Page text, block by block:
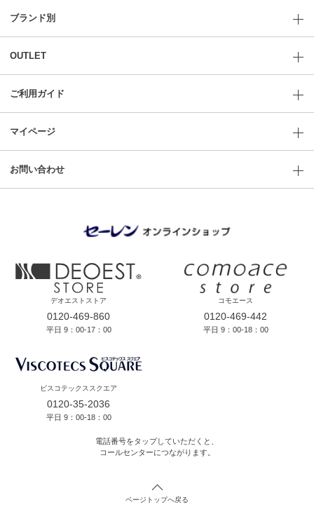
ブランド別
OUTLET
ご利用ガイド
マイページ
お問い合わせ
デオエストストア
0120-469-860
平日 9：00-17：00
コモエース
0120-469-442
平日 9：00-18：00
ビスコテックススクエア
0120-35-2036
平日 9：00-18：00
電話番号をタップしていただくと、
コールセンターにつながります。
ページトップへ戻る